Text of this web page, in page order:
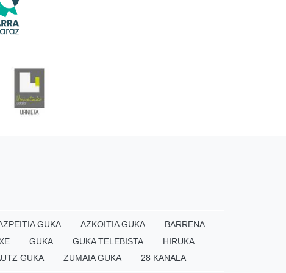
GUKA AZKOITIA GUKA
BARRENA
GUKA GUKA TELEBISTA
HIRUKA
GUKA ZUMAIA GUKA 28 KANALA